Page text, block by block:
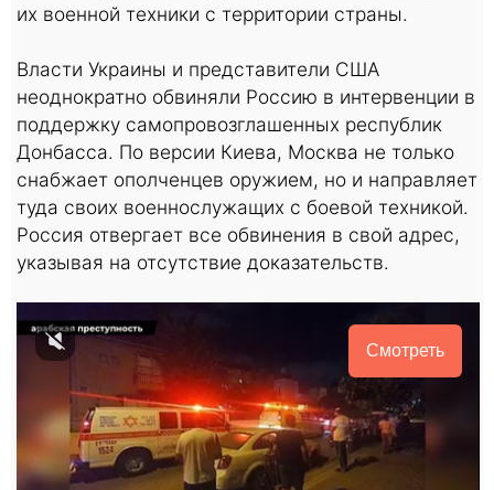
их военной техники с территории страны.
Власти Украины и представители США
неоднократно обвиняли Россию в интервенции в
поддержку самопровозглашенных республик
Донбасса. По версии Киева, Москва не только
снабжает ополченцев оружием, но и направляет
туда своих военнослужащих с боевой техникой.
Россия отвергает все обвинения в свой адрес,
указывая на отсутствие доказательств.
Смотреть